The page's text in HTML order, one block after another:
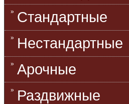
Стандартные
Нестандартные
Арочные
Раздвижные